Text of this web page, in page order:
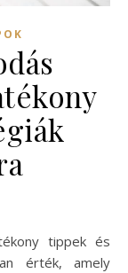
érték, amely